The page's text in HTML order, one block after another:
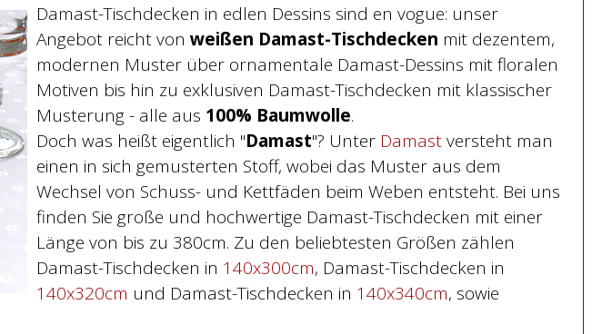
Damast-Tischdecken in edlen Dessins sind en vogue: unser
Angebot reicht von weißen Damast-Tischdecken mit dezentem,
modernen Muster über ornamentale Damast-Dessins mit floralen
Motiven bis hin zu exklusiven Damast-Tischdecken mit klassischer
Musterung - alle aus 100% Baumwolle.
Doch was heißt eigentlich "Damast"? Unter Damastversteht man
einen in sich gemusterten Stoff, wobei das Muster aus dem
Wechsel von Schuss- und Kettfäden beim Weben entsteht. Bei uns
finden Sie große und hochwertige Damast-Tischdecken mit einer
Länge von bis zu 380cm. Zu den beliebtesten Größen zählen
Damast-Tischdecken in 140x300cm, Damast-Tischdecken in
140x320cm und Damast-Tischdecken in 140x340cm, sowie